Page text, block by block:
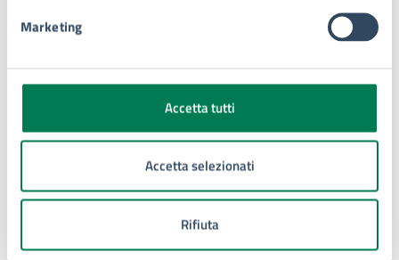
Marketing
Accetta tutti
Accetta selezionati
Rifiuta
Mostra su santa Lucia (PDF)